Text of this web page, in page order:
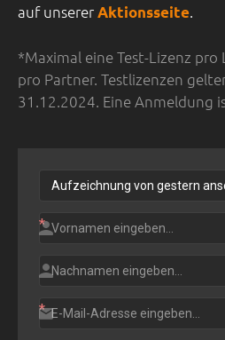
auf unsererAktionsseite.
*Maximal eine Test-Lizenz pro
pro Partner. Testlizenzen
31.12.2024. Eine Anmeldung